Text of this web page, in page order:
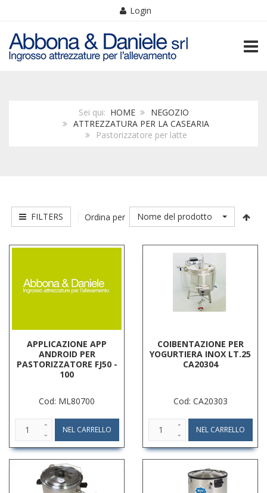
Login
Sei qui: HOME
NEGOZIO
ATTREZZATURA PER LA CASEARIA
Pastorizzatore per latte
FILTERS Ordina per Nome del prodotto
APPLICAZIONE APP
ANDROID PER
PASTORIZZATORE FJ50 -
100
Cod: ML80700
COIBENTAZIONE PER
YOGURTIERA INOX LT.25
CA20304
Cod: CA20303